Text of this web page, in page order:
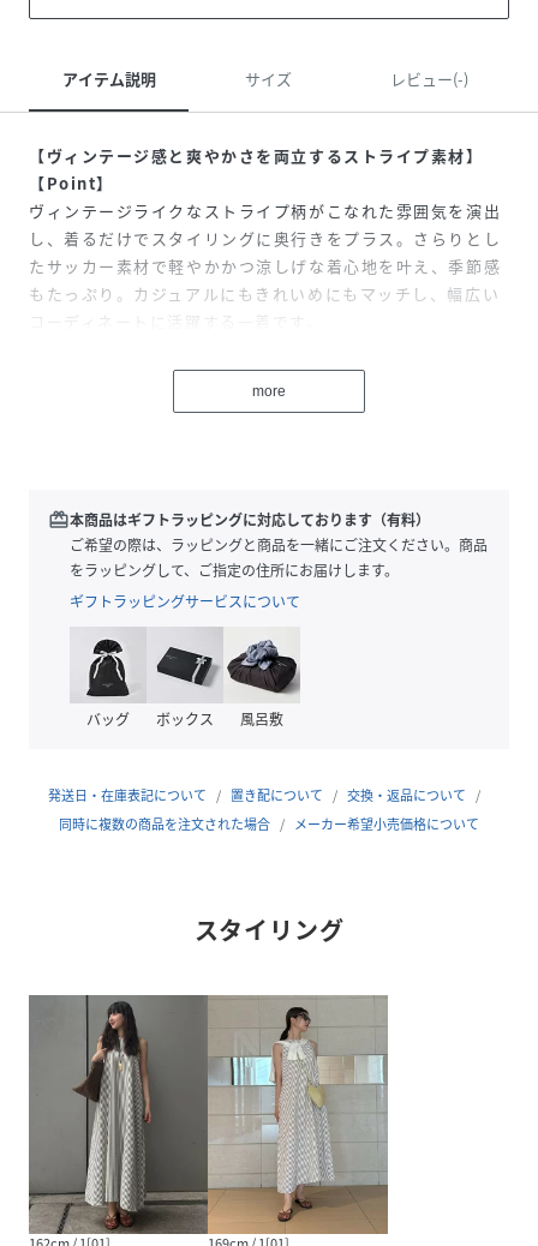
アイテム説明 サイズ レビュー(-)
【ヴィンテージ感と爽やかさを両立するストライプ素材】
【Point】
ヴィンテージライクなストライプ柄がこなれた雰囲気を演出
し、着るだけでスタイリングに奥行きをプラス。さらりとし
たサッカー素材で軽やかかつ涼しげな着心地を叶え、季節感
もたっぷり。カジュアルにもきれいめにもマッチし、幅広い
コーディネートに活躍する一着です。
クラシカルなストライプ柄が目を引くデザイン。ヴィンテー
【Material】
軽やかでざっくりとしたサッカー素材を使用。通気性が良
く、夏でも爽やかに着用できる素材感です。
【Styling】
1枚でさらりと着るだけでスタイリングが完成する主役ワン
ピース。足元はサンダルやスニーカーで軽やかにまとめるの
がおすすめです。カーディガンやジャケットを羽織ればロン
【Staff Review 1】
身長155cm / 骨格ナチュラル
ヴィンテージ感のあるストライプで大人っぽく見えます。生
地が軽いので重ね着もしやすく、着回し力が高いです。
【本体】
透け感：なし
裏地：あり
伸縮性：なし
生地の厚さ：薄い
more
redeem本商品はギフトラッピングに対応しております（有料）
ご希望の際は、ラッピングと商品を一緒にご注文ください。商品
をラッピングして、ご指定の住所にお届けします。
ギフトラッピングサービスについて
バッグ ボックス 風呂敷
発送日・在庫表記について 置き配について
交換・返品について
同時に複数の商品を注文された場合
メーカー希望小売価格について
スタイリング